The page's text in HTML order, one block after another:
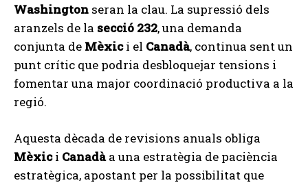
Washington seran la clau. La supressió dels
aranzels de la secció 232, una demanda
conjunta de Mèxici el Canadà, continua sent un
punt crític que podria desbloquejar tensions i
fomentar una major coordinació productiva a la
regió.
Aquesta dècada de revisions anuals obliga
Mèxici Canadàa una estratègia de paciència
estratègica, apostant per la possibilitat que